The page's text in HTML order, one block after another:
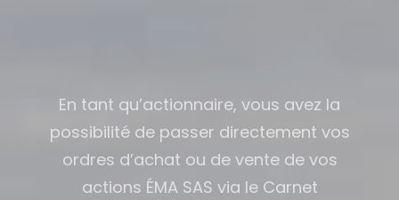
En tant qu’actionnaire, vous avez la
possibilité de passer directement vos
ordres d’achat ou de vente de vos
actions ÉMA SAS via le Carnet